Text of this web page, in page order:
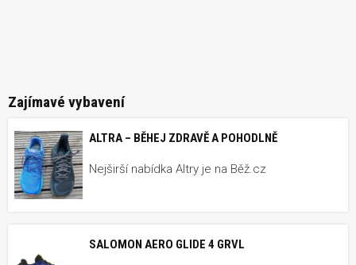
Zajímavé vybavení
ALTRA – BĚHEJ ZDRAVĚ A POHODLNĚ
Nejširší nabídka Altry je na Běž.cz
SALOMON AERO GLIDE 4 GRVL